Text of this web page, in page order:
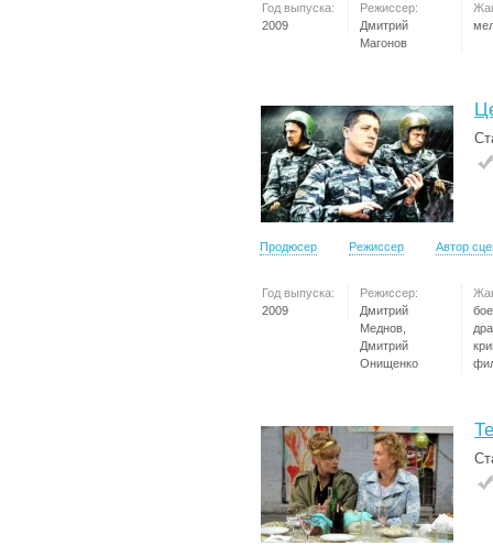
Год выпуска:
2009
Режиссер:
Дмитрий
Магонов
Продюсер Режиссер Автор
Год выпуска:
2009
Режиссер:
Дмитрий
Меднов,
Дмитрий
Онищенко